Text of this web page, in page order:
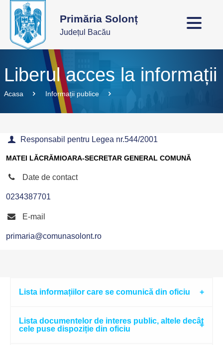
Primăria Solonț
Județul Bacău
Liberul acces la informații
Acasa Informații publice
Responsabil pentru Legea nr.544/2001
MATEI LĂCRĂMIOARA-SECRETAR GENERAL COMUNĂ
Date de contact
0234387701
E-mail
primaria@comunasolont.ro
Lista informațiilor care se comunică din oficiu
Lista documentelor de interes public, altele decât
cele puse dispoziție din oficiu